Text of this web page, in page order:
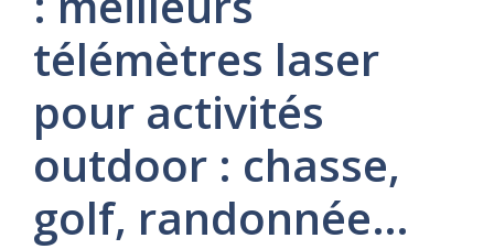
télémètres laser
pour activités
outdoor : chasse,
golf, randonnée…